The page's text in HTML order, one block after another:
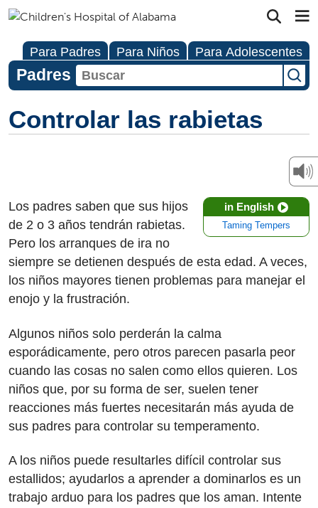
Para Padres Para Niños Para Adolescentes
Padres
Controlar las rabietas
in English
Taming Tempers
Los padres saben que sus hijos
de 2 o 3 años tendrán rabietas.
Pero los arranques de ira no
siempre se detienen después de esta edad. A veces,
los niños mayores tienen problemas para manejar el
enojo y la frustración.
Algunos niños solo perderán la calma
esporádicamente, pero otros parecen pasarla peor
cuando las cosas no salen como ellos quieren. Los
niños que, por su forma de ser, suelen tener
reacciones más fuertes necesitarán más ayuda de
sus padres para controlar su temperamento.
A los niños puede resultarles difícil controlar sus
estallidos; ayudarlos a aprender a dominarlos es un
trabajo arduo para los padres que los aman. Intente